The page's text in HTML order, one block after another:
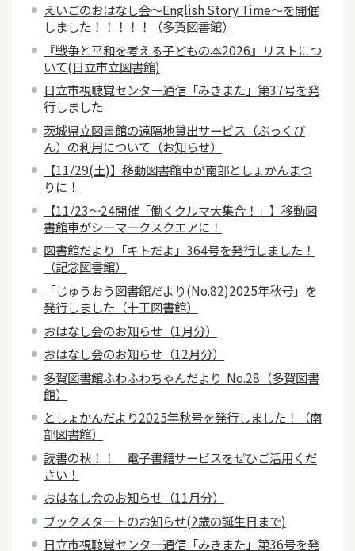
えいごのおはなし会～English Story Time～を開催
しました！！！！！（多賀図書館）
『戦争と平和を考える子どもの本2026』リストにつ
いて(日立市立図書館)
日立市視聴覚センター通信「みきまた」第37号を発
行しました
茨城県立図書館の遠隔地貸出サービス（ぶっくび
ん）の利用について（お知らせ）
【11/29(土)】移動図書館車が南部としょかんまつ
りに！
【11/23～24開催「働くクルマ大集合！」】移動図
書館車がシーマークスクエアに！
図書館だより「キトだよ」364号を発行しました！
（記念図書館）
「じゅうおう図書館だより(No.82)2025年秋号」を
発行しました（十王図書館）
おはなし会のお知らせ（1月分）
おはなし会のお知らせ（12月分）
多賀図書館ふわふわちゃんだより No.28（多賀図書
館）
としょかんだより2025年秋号を発行しました！（南
部図書館）
読書の秋！！ 電子書籍サービスをぜひご活用くだ
さい！
おはなし会のお知らせ（11月分）
ブックスタートのお知らせ(2歳の誕生日まで)
日立市視聴覚センター通信「みきまた」第36号を発